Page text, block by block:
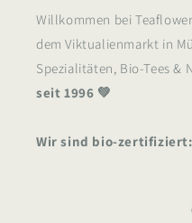
Willkommen bei
dem Viktualienmarkt in
Spezialitäten, Bio-Tees &
seit 1996 💚
Wir sind bio-zertifiziert: